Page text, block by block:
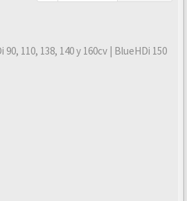
90, 110, 138, 140 y 160cv | BlueHDi 150